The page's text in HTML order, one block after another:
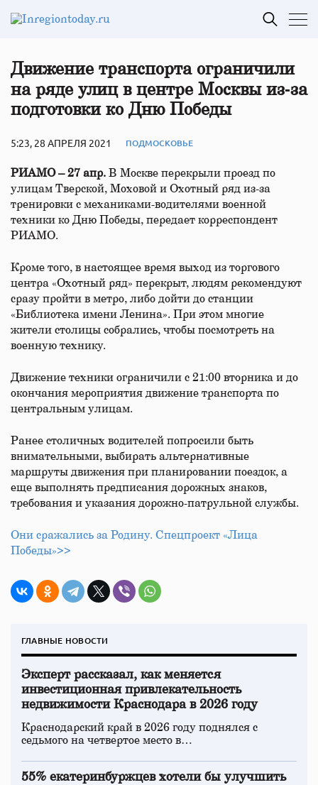
Движение транспорта ограничили
на ряде улиц в центре Москвы из‑за
подготовки ко Дню Победы
5:23, 28 АПРЕЛЯ 2021 ПОДМОСКОВЬЕ
РИАМО – 27 апр. В Москве перекрыли проезд по
улицам Тверской, Моховой и Охотный ряд из-за
тренировки с механиками-водителями военной
техники ко Дню Победы, передает корреспондент
РИАМО.
Кроме того, в настоящее время выход из торгового
центра «Охотный ряд» перекрыт, людям рекомендуют
сразу пройти в метро, либо дойти до станции
«Библиотека имени Ленина». При этом многие
жители столицы собрались, чтобы посмотреть на
военную технику.
Движение техники ограничили с 21:00 вторника и до
окончания мероприятия движение транспорта по
центральным улицам.
Ранее столичных водителей попросили быть
внимательными, выбирать альтернативные
маршруты движения при планировании поездок, а
еще выполнять предписания дорожных знаков,
требования и указания дорожно-патрульной службы.
Они сражались за Родину. Спецпроект «Лица
Победы»>>
ГЛАВНЫЕ НОВОСТИ
Эксперт рассказал, как меняется
инвестиционная привлекательность
недвижимости Краснодара в 2026 году
Краснодарский край в 2026 году поднялся с
седьмого на четвертое место в…
55% екатеринбуржцев хотели бы улучшить